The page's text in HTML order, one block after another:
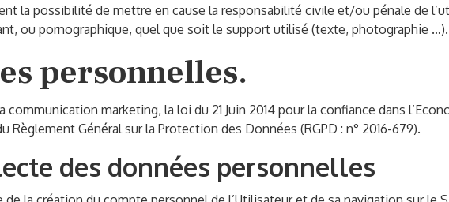
la possibilité de mettre en cause la responsabilité civile et/ou pénale de
ou pornographique, quel que soit le support utilisé (texte, photographie …).
personnelles.
marketing, la loi du 21 Juin 2014 pour la confiance dans
Général sur la Protection des Données (RGPD : n° 2016-679).
des données personnelles